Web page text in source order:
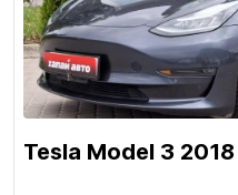
Tesla Model 3 2018